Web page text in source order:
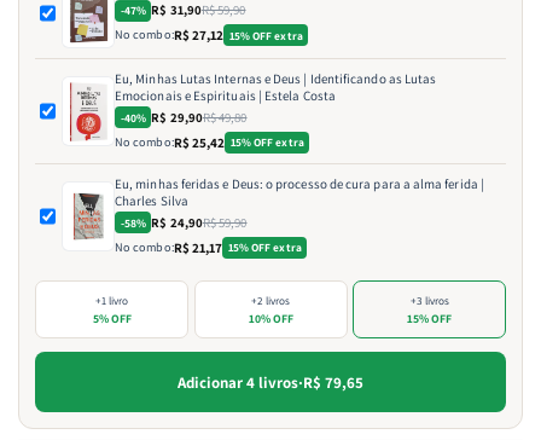
-47% R$ 31,90R$ 59,90
No combo:R$ 27,12 15% OFF extra
Eu, Minhas Lutas Internas e Deus | Identificando as Lutas
Emocionais e Espirituais | Estela Costa
-40% R$ 29,90R$ 49,80
No combo:R$ 25,42 15% OFF extra
Eu, minhas feridas e Deus: o processo de cura para a alma ferida |
Charles Silva
-58% R$ 24,90R$ 59,90
No combo:R$ 21,17 15% OFF extra
+1 livro
5% OFF
+2 livros
10% OFF
+3 livros
15% OFF
Adicionar 4 livros·R$ 79,65